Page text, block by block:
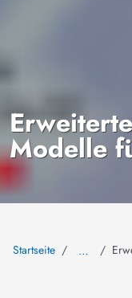
Modelle
Startseite …